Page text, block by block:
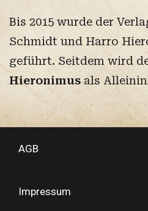
Bis 2015 wurde der
Schmidt und Harro
geführt. Seitdem wird
Hieronimusals
AGB
Impressum